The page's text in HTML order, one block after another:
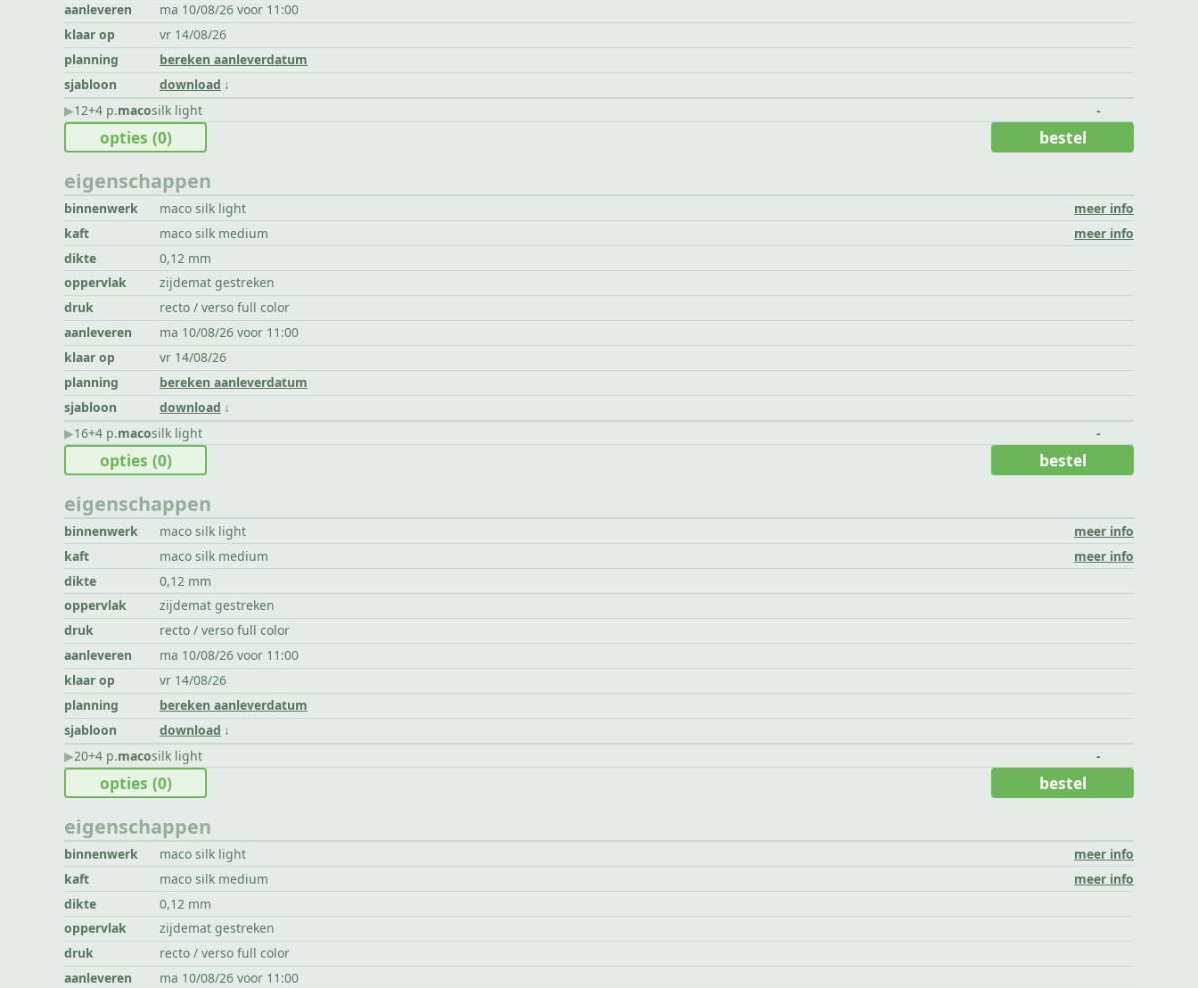
aanleveren
ma 10/08/26 voor 11:00
klaar op
vr 14/08/26
planning
bereken aanleverdatum
sjabloon
download
▶︎12+4 p.macosilk light -
eigenschappen
binnenwerk maco silk light
meer info
kaft
maco silk medium
meer info
dikte
0,12 mm
oppervlak
zijdemat gestreken
druk
recto / verso full color
aanleveren
ma 10/08/26 voor 11:00
klaar op
vr 14/08/26
planning
bereken aanleverdatum
sjabloon
download
opties (0) bestel
▶︎16+4 p.macosilk light -
eigenschappen
binnenwerk maco silk light
meer info
kaft
maco silk medium
meer info
dikte
0,12 mm
oppervlak
zijdemat gestreken
druk
recto / verso full color
aanleveren
ma 10/08/26 voor 11:00
klaar op
vr 14/08/26
planning
bereken aanleverdatum
sjabloon
download
opties (0) bestel
▶︎20+4 p.macosilk light -
eigenschappen
binnenwerk maco silk light
meer info
kaft
maco silk medium
meer info
dikte
0,12 mm
oppervlak
zijdemat gestreken
druk
recto / verso full color
aanleveren
ma 10/08/26 voor 11:00
opties (0) bestel